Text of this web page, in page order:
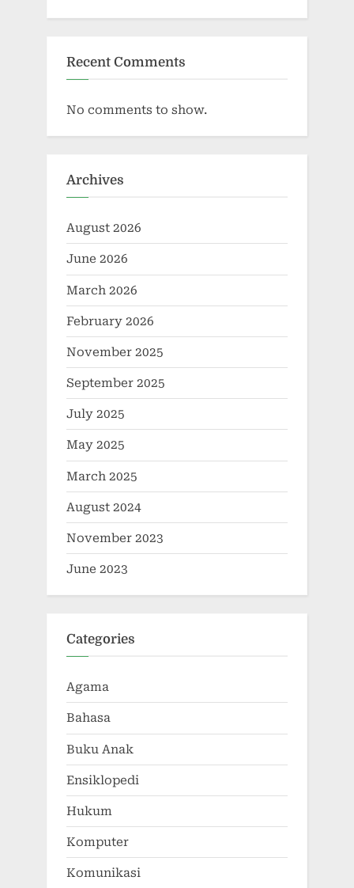
Recent Comments
No comments to show.
Archives
August 2026
June 2026
March 2026
February 2026
November 2025
September 2025
July 2025
May 2025
March 2025
August 2024
November 2023
June 2023
Categories
Agama
Bahasa
Buku Anak
Ensiklopedi
Hukum
Komputer
Komunikasi